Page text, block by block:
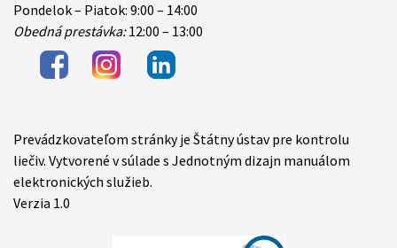
Pondelok – Piatok: 9:00 – 14:00
Obedná prestávka:12:00 – 13:00
Items
Prevádzkovateľom stránky je Štátny ústav pre kontrolu
liečiv. Vytvorené v súlade s Jednotným dizajn manuálom
elektronických služieb.
Verzia 1.0